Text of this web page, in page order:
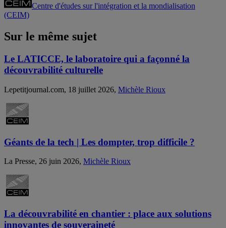
Centre d'études sur l'intégration et la mondialisation
(CEIM)
Sur le même sujet
Le LATICCE, le laboratoire qui a façonné la
découvrabilité culturelle
Lepetitjournal.com, 18 juillet 2026, Michèle Rioux
Géants de la tech | Les dompter, trop difficile ?
La Presse, 26 juin 2026, Michèle Rioux
La découvrabilité en chantier : place aux solutions
innovantes de souveraineté